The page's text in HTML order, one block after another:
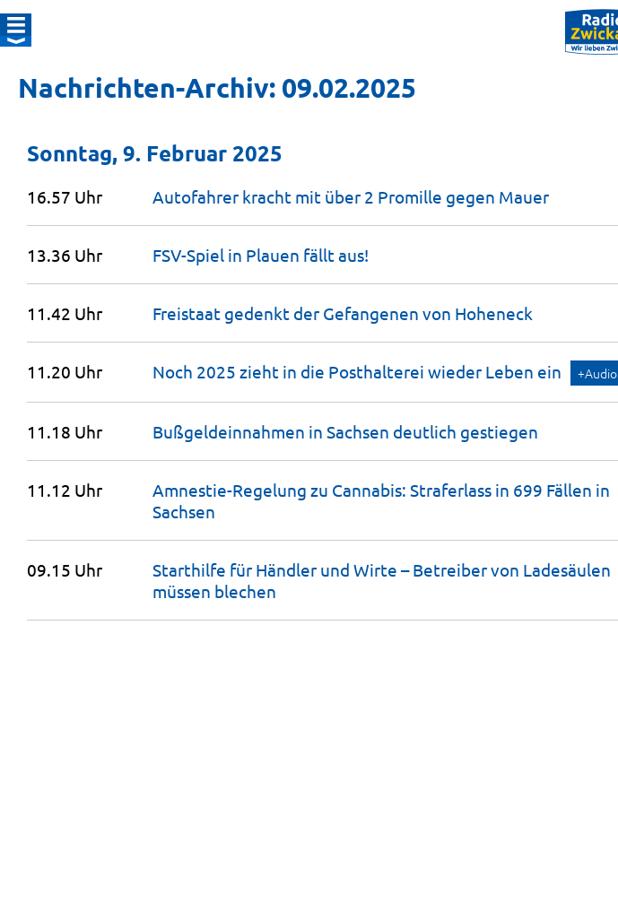
Nachrichten-Archiv: 09.02.2025
Sonntag, 9. Februar 2025
16.57 Uhr Autofahrer kracht mit über 2 Promille gegen Mauer
13.36 Uhr FSV-Spiel in Plauen fälltaus!
11.42 Uhr Freistaat gedenkt der Gefangenen von Hoheneck
11.20 Uhr Noch 2025 zieht in die Posthalterei wieder Leben ein +Audio
11.18 Uhr Bußgeldeinnahmen in Sachsen deutlich gestiegen
11.12 Uhr
Amnestie-Regelung zu Cannabis: Straferlass in 699 Fällen in
Sachsen
09.15 Uhr
Starthilfe für Händler und Wirte – Betreiber von Ladesäulen
müssen blechen